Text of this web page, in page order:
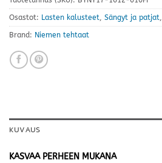
Osastot: Lasten kalusteet, Sängyt ja patjat,
Brand: Niemen tehtaat
KUVAUS
KASVAA PERHEEN MUKANA